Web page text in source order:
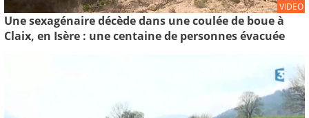
VIDEO
Une sexagénaire décède dans une coulée de boue à
Claix, en Isère : une centaine de personnes évacuée